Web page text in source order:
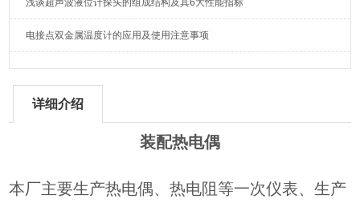
浅谈超声波液位计探头的组成结构及其6大性能指标
电接点双金属温度计的应用及使用注意事项
详细介绍
装配热电偶
本厂主要生产热电偶、热电阻等一次仪表、生产